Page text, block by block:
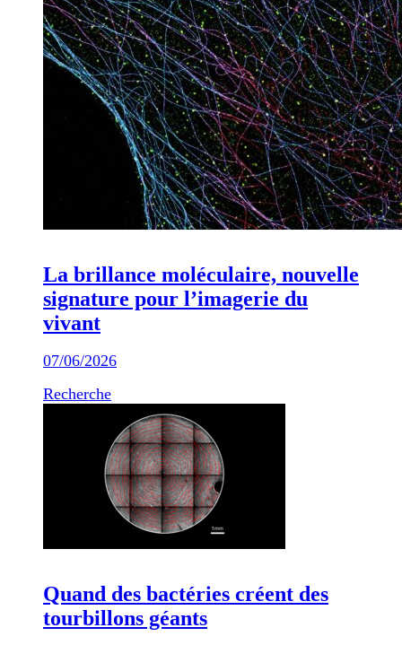
La brillance moléculaire, nouvelle
signature pour l’imagerie du
vivant
07/06/2026
Recherche
Quand des bactéries créent des
tourbillons géants